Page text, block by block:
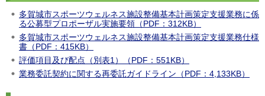
多賀城市スポーツウェルネス施設整備基本計画策定支援業務に係
る公募型プロポーザル実施要領（PDF：312KB）
多賀城市スポーツウェルネス施設整備基本計画策定支援業務仕様
書（PDF：415KB）
評価項目及び配点（別表1）（PDF：551KB）
業務委託契約に関する再委託ガイドライン（PDF：4,133KB）